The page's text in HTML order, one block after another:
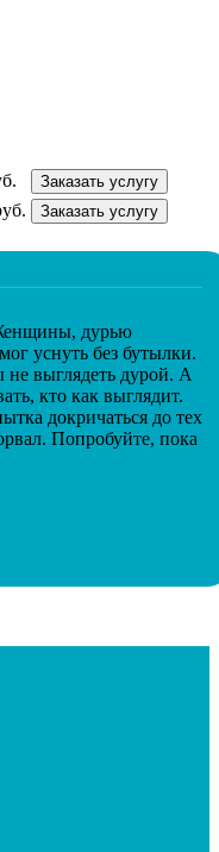
Заказать услугу
Заказать услугу
дурью
уснуть без бутылки.
не выглядеть дурой. А
кто как выглядит.
докричаться до тех
Попробуйте, пока